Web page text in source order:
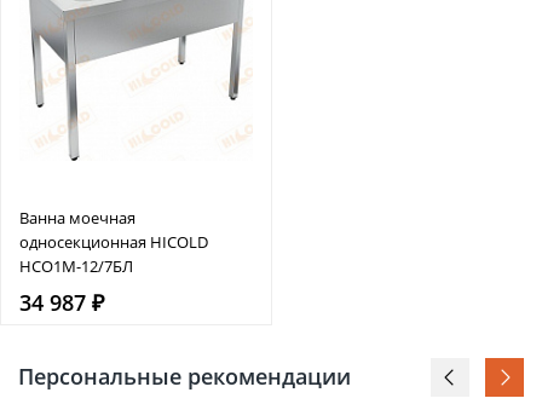
Ванна моечная
односекционная HICOLD
НСО1М-12/7БЛ
34 987 ₽
Персональные рекомендации